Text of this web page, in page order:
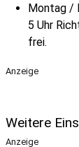
Montag /
5 Uhr
frei.
Anzeige
Weitere
Anzeige